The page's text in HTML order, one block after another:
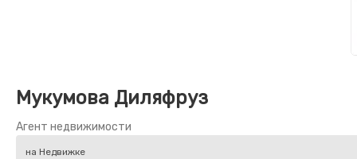
Мукумова Диляфруз
Агент недвижимости
на Недвижке